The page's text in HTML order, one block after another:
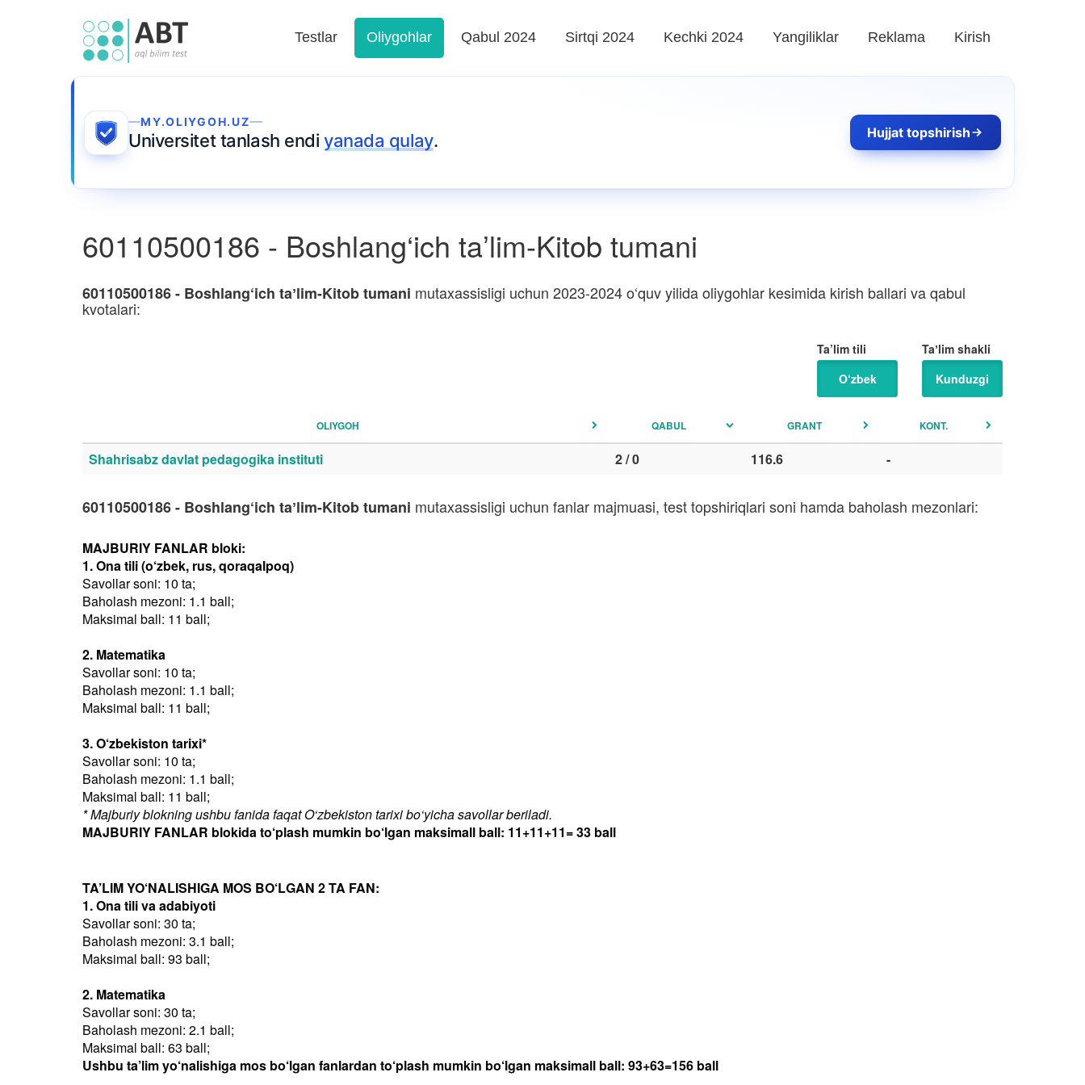
Testlar Oliygohlar Qabul 2024 Sirtqi 2024 Kechki 2024 Yangiliklar Reklama Kirish
MY.OLIYGOH.UZ
Universitet tanlash endi yanada qulay. Hujjat topshirish
60110500186 - Boshlang‘ich taʼlim-Kitob tumani
60110500186 - Boshlang‘ich taʼlim-Kitob tumani mutaxassisligi uchun 2023-2024 o‘quv yilida oliygohlar kesimida kirish ballari va qabul
kvotalari:
Taʼlim shakli
Kunduzgi
Ta’lim tili
O‘zbek
OLIYGOH QABUL GRANT KONT.
Shahrisabz davlat pedagogika instituti 2 / 0 116.6 -
60110500186 - Boshlang‘ich taʼlim-Kitob tumani mutaxassisligi uchun fanlar majmuasi, test topshiriqlari soni hamda baholash mezonlari:
MAJBURIY FANLAR bloki:
1. Ona tili (o‘zbek, rus, qoraqalpoq)
Savollar soni: 10 ta;
Baholash mezoni: 1.1 ball;
Maksimal ball: 11 ball;
2. Matematika
Savollar soni: 10 ta;
Baholash mezoni: 1.1 ball;
Maksimal ball: 11 ball;
3. O‘zbekiston tarixi*
Savollar soni: 10 ta;
Baholash mezoni: 1.1 ball;
Maksimal ball: 11 ball;
* Majburiy blokning ushbu fanida faqat O‘zbekiston tarixi bo‘yicha savollar beriladi.
MAJBURIY FANLAR blokida to‘plash mumkin bo‘lgan maksimall ball: 11+11+11= 33 ball
TA’LIM YO‘NALISHIGA MOS BO‘LGAN 2 TA FAN:
1. Ona tili va adabiyoti
Savollar soni: 30 ta;
Baholash mezoni: 3.1 ball;
Maksimal ball: 93 ball;
2. Matematika
Savollar soni: 30 ta;
Baholash mezoni: 2.1 ball;
Maksimal ball: 63 ball;
Ushbu ta’lim yo‘nalishiga mos bo‘lgan fanlardan to‘plash mumkin bo‘lgan maksimall ball: 93+63=156 ball